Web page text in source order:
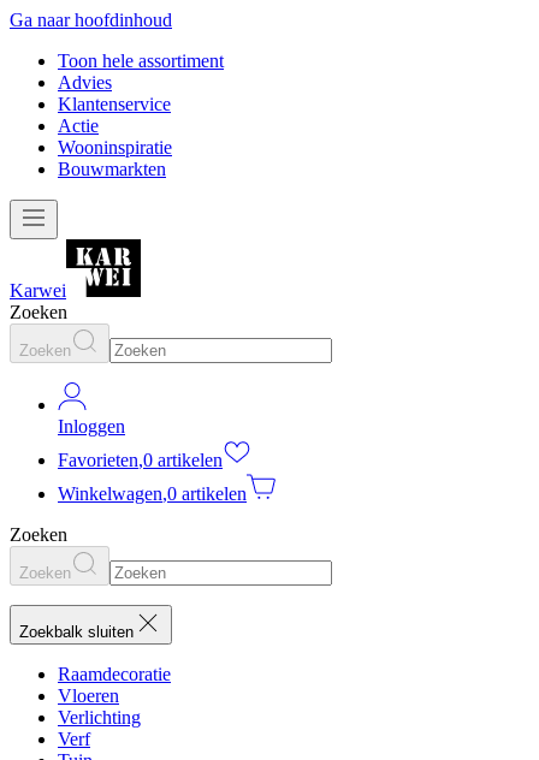
Ga naar hoofdinhoud
Toon hele assortiment
Advies
Klantenservice
Actie
Wooninspiratie
Bouwmarkten
Karwei
Zoeken
Zoeken
Inloggen
Favorieten,0 artikelen
Winkelwagen,0 artikelen
Zoeken
Zoeken
Zoekbalk sluiten
Raamdecoratie
Vloeren
Verlichting
Verf